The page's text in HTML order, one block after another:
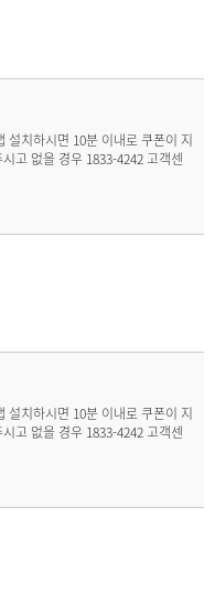
설치하시면 10분 이내로 쿠폰이 지
고 없을 경우 1833-4242 고객센
설치하시면 10분 이내로 쿠폰이 지
고 없을 경우 1833-4242 고객센